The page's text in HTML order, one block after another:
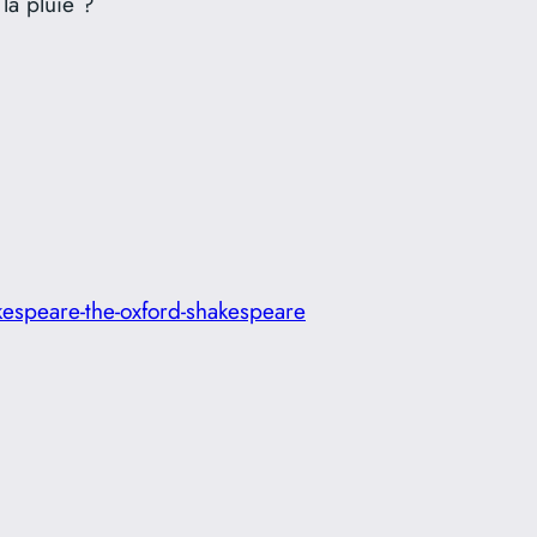
the-oxford-shakespeare